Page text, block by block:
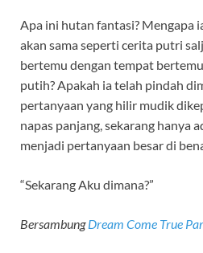
Apa ini hutan fantasi? Mengapa
akan sama seperti cerita putri
bertemu dengan tempat
putih? Apakah ia telah pindah
pertanyaan yang hilir mudik
napas panjang, sekarang hanya
menjadi pertanyaan besar di
“Sekarang Aku dimana?”
BersambungDream Come True